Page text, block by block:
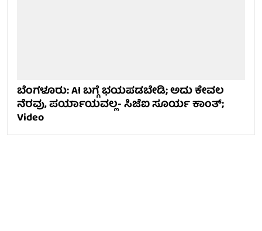
ಬೆಂಗಳೂರು: AI ಬಗ್ಗೆ ಭಯಪಡಬೇಡಿ; ಅದು ಕೇವಲ
ನೆರವು, ಪರ್ಯಾಯವಲ್ಲ- ಸಿಜೆಐ ಸೂರ್ಯ ಕಾಂತ್;
Video